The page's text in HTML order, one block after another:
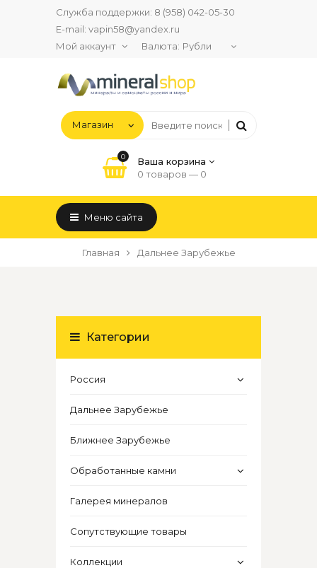
Служба поддержки: 8 (958) 042-05-30
E-mail: vapin58@yandex.ru
Мой аккаунт
Валюта:
0
Ваша корзина
0 товаров — 0
Меню сайта
Главная Дальнее Зарубежье
Категории
Россия
Дальнее Зарубежье
Ближнее Зарубежье
Обработанные камни
Галерея минералов
Сопутствующие товары
Коллекции